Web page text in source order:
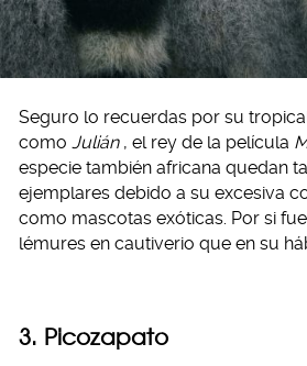
Seguro lo recuerdas por su
como Julián , el rey de la película
especie también africana quedan
ejemplares debido a su excesiva
como mascotas exóticas. Por si
lémures en cautiverio que en su
3. Picozapato